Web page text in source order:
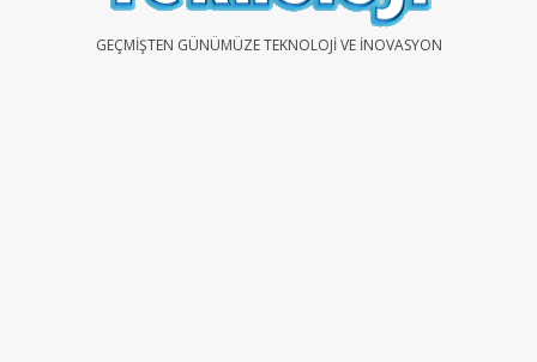
FREEGEÇMIŞTEN GÜNÜMÜZE TEKNOLOJI VE İNOVASYON